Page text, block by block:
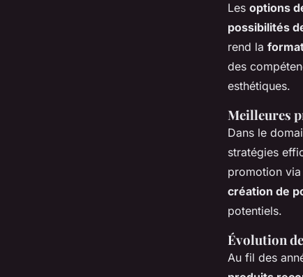
Les options
possibilités
rend la
des
esthétiques.
Meilleures
Dans le
stratégies
promotion
création de
potentiels.
Évolution
Au fil des